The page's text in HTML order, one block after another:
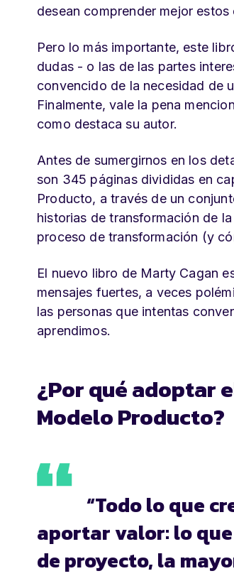
desean comprender mejor
Pero lo más importante, este
dudas - o las de las partes
convencido de la necesidad de
Finalmente, vale la pena
como destaca su autor.
Antes de sumergirnos en los
son 345 páginas divididas en
Producto, a través de un
historias de transformación de
proceso de transformación (y
El nuevo libro de Marty Cagan
mensajes fuertes, a veces
las personas que intentas
aprendimos.
¿Por qué adoptar
Modelo Producto?
“Todo lo que
aportar valor: lo
de proyecto, la